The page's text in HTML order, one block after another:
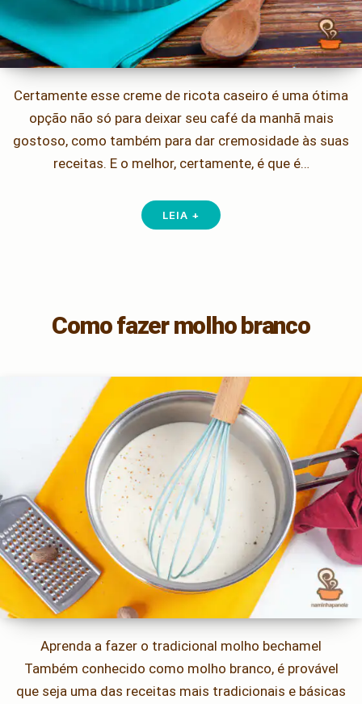
Certamente esse creme de ricota caseiro é uma ótima
opção não só para deixar seu café da manhã mais
gostoso, como também para dar cremosidade às suas
receitas. E o melhor, certamente, é que é…
LEIA +
Como fazer molho branco
Aprenda a fazer o tradicional molho bechamel
Também conhecido como molho branco, é provável
que seja uma das receitas mais tradicionais e básicas